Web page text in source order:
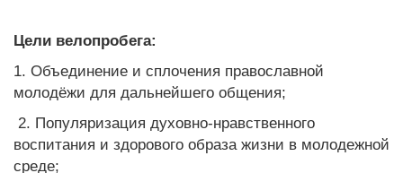
Цели велопробега:
1. Объединение и сплочения православной
молодёжи для дальнейшего общения;
2. Популяризация духовно-нравственного
воспитания и здорового образа жизни в молодежной
среде;